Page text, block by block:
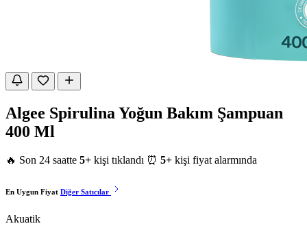
Algee Spirulina Yoğun Bakım Şampuan
400 Ml
🔥 Son 24 saatte 5+ kişi tıklandı ⏰ 5+ kişi fiyat alarmında
En Uygun Fiyat Diğer Satıcılar
Akuatik